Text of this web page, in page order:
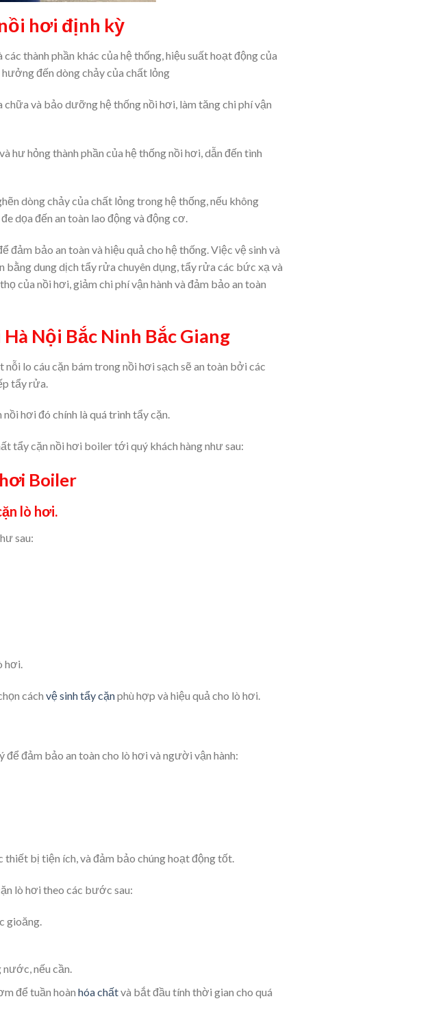
hơi định kỳ
thành phần khác của hệ thống, hiệu suất hoạt động của
đến dòng chảy của chất lỏng
chữa và bảo dưỡng hệ thống nồi hơi, làm tăng chi phí vận
hư hỏng thành phần của hệ thống nồi hơi, dẫn đến tình
dòng chảy của chất lỏng trong hệ thống, nếu không
dọa đến an toàn lao động và động cơ.
đảm bảo an toàn và hiệu quả cho hệ thống. Việc vệ sinh và
dung dịch tẩy rửa chuyên dụng, tẩy rửa các bức xạ và
của nồi hơi, giảm chi phí vận hành và đảm bảo an toàn
Nội Bắc Ninh Bắc Giang
nỗi lo cáu cặn bám trong nồi hơi sạch sẽ an toàn bởi các
tẩy rửa.
hơi đó chính là quá trình tẩy cặn.
tẩy cặn nồi hơi boiler tới quý khách hàng như sau:
Boiler
lò hơi.
sau:
hơi.
cách vệ sinh tẩy cặnphù hợp và hiệu quả cho lò hơi.
đảm bảo an toàn cho lò hơi và người vận hành:
thiết bị tiện ích, và đảm bảo chúng hoạt động tốt.
lò hơi theo các bước sau:
gioăng.
nếu cần.
để tuần hoàn hóa chấtvà bắt đầu tính thời gian cho quá